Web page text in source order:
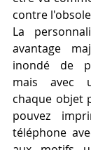
contre
La
avantage
inondé de
mais avec
chaque objet
pouvez
téléphone